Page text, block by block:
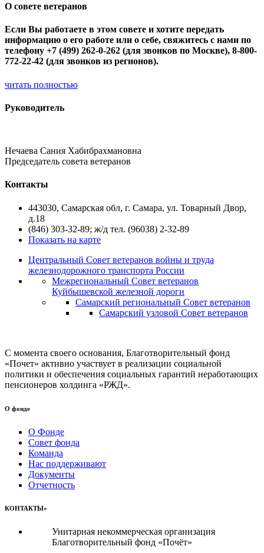
О совете ветеранов
Если Вы работаете в этом совете и хотите передать
информацию о его работе или о себе, свяжитесь с нами по
телефону +7 (499) 262-0-262 (для звонков по Москве), 8-800-
772-22-42 (для звонков из регионов).
читать полностью
Руководитель
Нечаева Сания Хабибрахмановна
Председатель совета ветеранов
Контакты
443030, Самарская обл, г. Самара, ул. Товарный Двор,
д.18
(846) 303-32-89; ж/д тел. (96038) 2-32-89
Показать на карте
Центральный Совет ветеранов войны и труда
железнодорожного транспорта России
Межрегиональный Совет ветеранов
Куйбышевской железной дороги
Самарский региональный Совет ветеранов
Самарский узловой Совет ветеранов
С момента своего основания, Благотворительный фонд
«Почет» активно участвует в реализации социальной
политики и обеспечения социальных гарантий неработающих
пенсионеров холдинга «РЖД».
О фонде
О Фонде
Совет фонда
Команда
Нас поддерживают
Документы
Отчетность
КОНТАКТЫ»
Унитарная некоммерческая организация
Благотворительный фонд «Почёт»